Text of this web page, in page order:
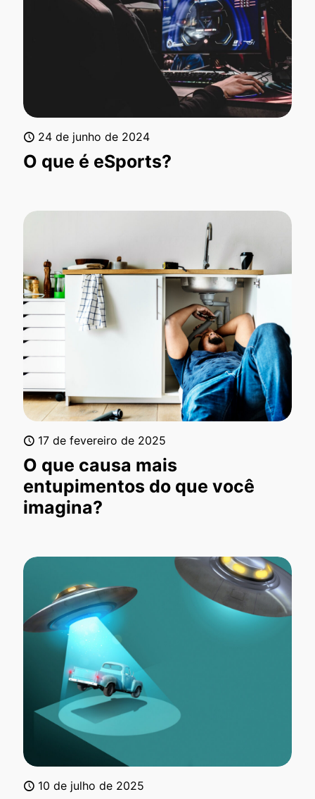
24 de junho de 2024
O que é eSports?
17 de fevereiro de 2025
O que causa mais
entupimentos do que você
imagina?
10 de julho de 2025